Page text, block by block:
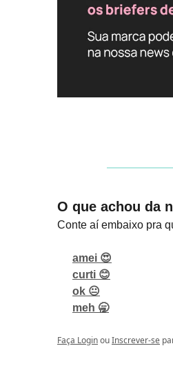
O que achou da
Conte aí embaixo pra
amei 😍
curti 😊
ok 😐
meh 🥱
Faça LoginouInscrever-se